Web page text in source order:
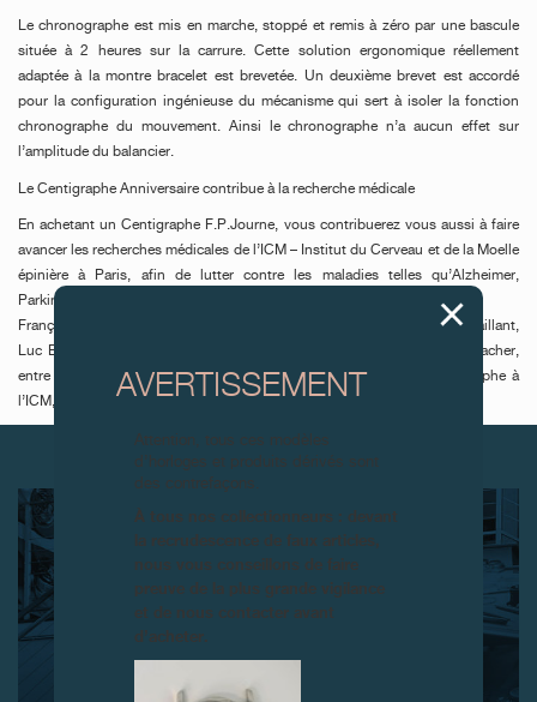
Le chronographe est mis en marche, stoppé et remis à zéro par une bascule
située à 2 heures sur la carrure. Cette solution ergonomique réellement
adaptée à la montre bracelet est brevetée. Un deuxième brevet est accordé
pour la configuration ingénieuse du mécanisme qui sert à isoler la fonction
chronographe du mouvement. Ainsi le chronographe n’a aucun effet sur
l’amplitude du balancier.
Le Centigraphe Anniversaire contribue à la recherche médicale
En achetant un Centigraphe F.P.Journe, vous contribuerez vous aussi à faire
avancer les recherches médicales de l’ICM – Institut du Cerveau et de la Moelle
épinière à Paris, afin de lutter contre les maladies telles qu’Alzheimer,
Parkinson ou la sclérose en plaque.
François-Paul Journe s’est engagé aux côtés du Professeur Gérard Saillant,
Luc Besson, Michelle Yeoh, Jean Réno, Jean Todt et Michael Schumacher,
entre autres, à reverser 30% du profit de la vente de chaque Centigraphe à
l’ICM, et cela sans limitation de temps (
AVERTISSEMENT
À tous nos collectionneurs : devant
la recrudescence de faux articles,
nous vous conseillons de faire
preuve de la plus grande vigilance
et de nous contacter avant
d’acheter.